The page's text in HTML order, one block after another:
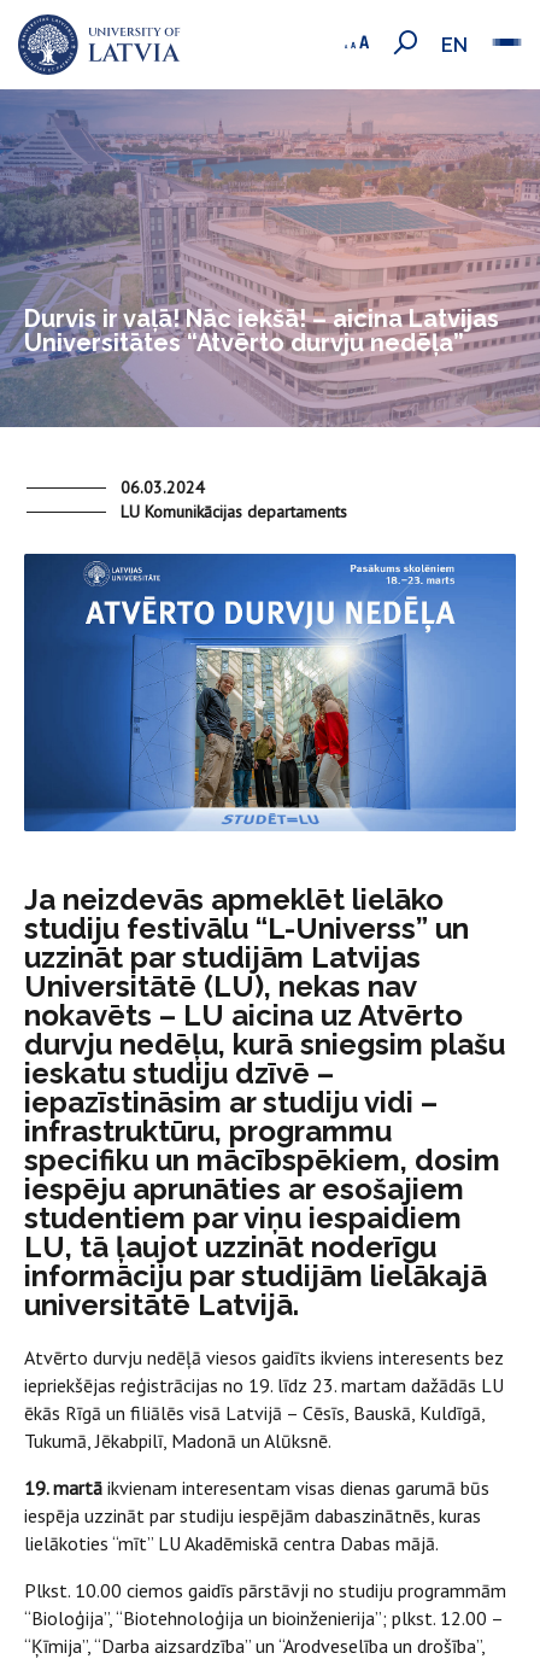
EN
Durvis ir vaļā! Nāc iekšā! – aicina Latvijas
Universitātes “Atvērto durvju nedēļa”
06.03.2024
LU Komunikācijas departaments
Ja neizdevās apmeklēt lielāko
studiju festivālu “L-Universs” un
uzzināt par studijām Latvijas
Universitātē (LU), nekas nav
nokavēts – LU aicina uz Atvērto
durvju nedēļu, kurā sniegsim plašu
ieskatu studiju dzīvē –
iepazīstināsim ar studiju vidi –
infrastruktūru, programmu
specifiku un mācībspēkiem, dosim
iespēju aprunāties ar esošajiem
studentiem par viņu iespaidiem
LU, tā ļaujot uzzināt noderīgu
informāciju par studijām lielākajā
universitātē Latvijā.
Atvērto durvju nedēļā viesos gaidīts ikviens interesents bez
iepriekšējas reģistrācijas no 19. līdz 23. martam dažādās LU
ēkās Rīgā un filiālēs visā Latvijā – Cēsīs, Bauskā, Kuldīgā,
Tukumā, Jēkabpilī, Madonā un Alūksnē.
19. martā ikvienam interesentam visas dienas garumā būs
iespēja uzzināt par studiju iespējām dabaszinātnēs, kuras
lielākoties “mīt” LU Akadēmiskā centra Dabas mājā.
Plkst. 10.00 ciemos gaidīs pārstāvji no studiju programmām
“Bioloģija”, “Biotehnoloģija un bioinženierija”; plkst. 12.00 –
“Ķīmija”, “Darba aizsardzība” un “Arodveselība un drošība”,